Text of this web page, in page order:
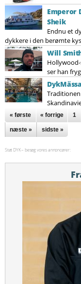
Emperor
Sheik
Endnu et
dykkere i den berømte
Will
ser han
Sider
« første « forrige 1
næste » sidste »
Støt DYK – besøg vores annoncører: